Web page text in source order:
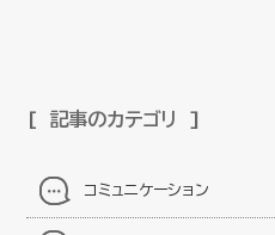
記事のカテゴリ
コミュニケーション